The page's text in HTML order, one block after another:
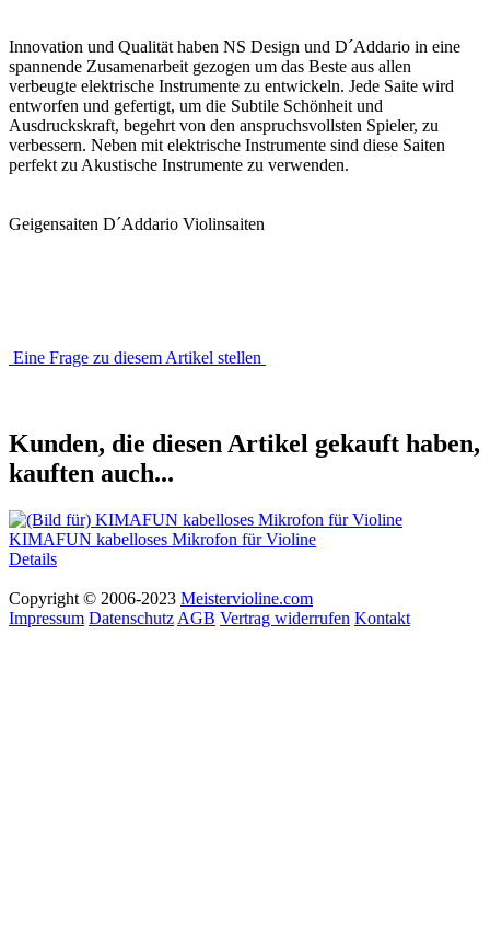
Innovation und Qualität haben NS Design und D´Addario in eine
spannende Zusamenarbeit gezogen um das Beste aus allen
verbeugte elektrische Instrumente zu entwickeln. Jede Saite wird
entworfen und gefertigt, um die Subtile Schönheit und
Ausdruckskraft, begehrt von den anspruchsvollsten Spieler, zu
verbessern. Neben mit elektrische Instrumente sind diese Saiten
perfekt zu Akustische Instrumente zu verwenden.
Geigensaiten D´Addario Violinsaiten
Eine Frage zu diesem Artikel stellen
Kunden, die diesen Artikel gekauft haben,
kauften auch...
KIMAFUN kabelloses Mikrofon für Violine
Details
Copyright © 2006-2023 Meistervioline.com
Impressum Datenschutz AGB Vertrag widerrufen Kontakt